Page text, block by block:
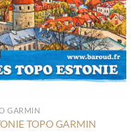
GARMIN
TOPO GARMIN